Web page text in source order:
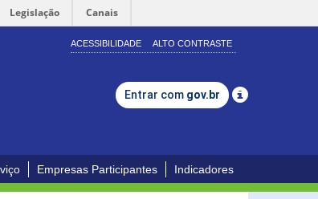
Legislação Canais
ACESSIBILIDADE ALTO CONTRASTE
Entrar com gov.br
Empresas Participantes Indicadores